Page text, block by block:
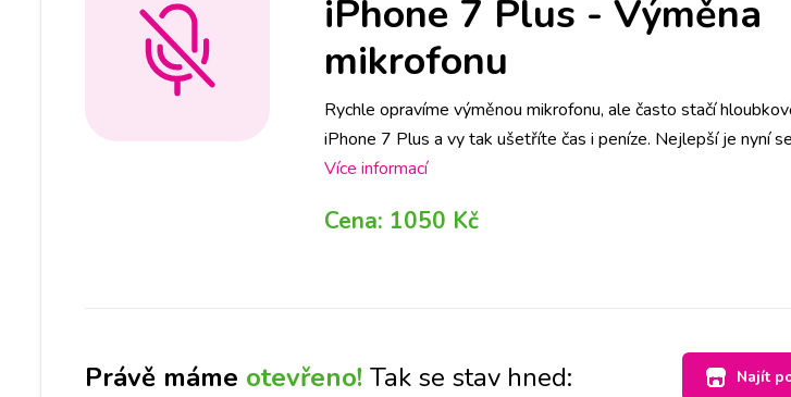
iPhone 7 Plus - Výměna
mikrofonu
Rychle opravíme výměnou mikrofonu, ale často stačí
iPhone 7 Plus a vy tak ušetříte čas i peníze. Nejlepší je nyní
jakékoliv pobočce a hned se na to mrkneme.
Více informací
Cena: 1050 Kč
Právě máme otevřeno! Tak se stav hned: Najít